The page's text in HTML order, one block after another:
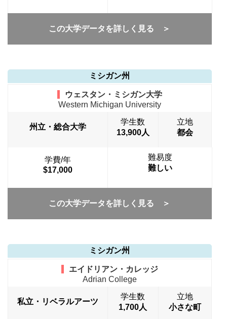
この大学データを詳しく見る ＞
ミシガン州
ウェスタン・ミシガン大学
Western Michigan University
州立・総合大学
学生数
13,900人
立地
都会
学費/年
$17,000
難易度
難しい
この大学データを詳しく見る ＞
ミシガン州
エイドリアン・カレッジ
Adrian College
私立・リベラルアーツ
学生数
1,700人
立地
小さな町